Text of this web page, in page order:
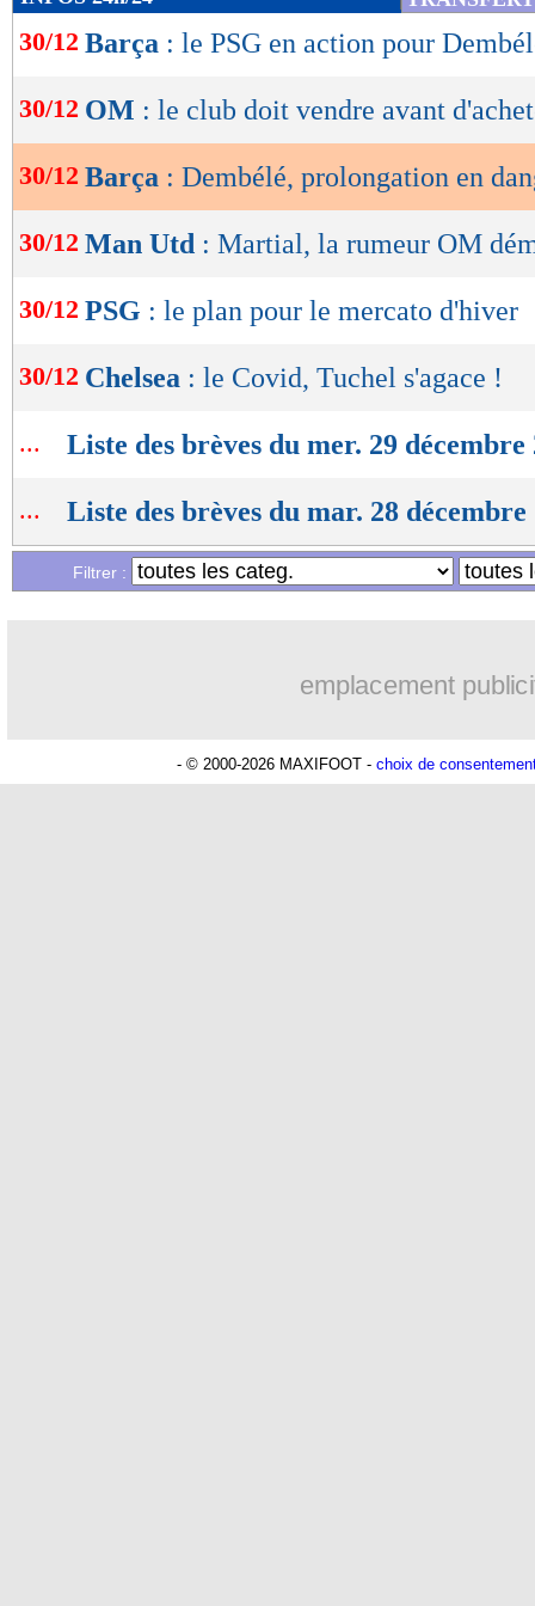
de
lecture
OK
30/12 Barça : le PSG en action pour
30/12 OM : le club doit vendre avant
30/12 Barça : Dembélé, prolongation en
30/12 Man Utd : Martial, la rumeur OM
30/12 PSG : le plan pour le mercato d'hiver
30/12 Chelsea : le Covid, Tuchel s'agace !
... Liste des brèves du mer. 29 décembre
... Liste des brèves du mar. 28 décembre
Filtrer :
emplacement
- © 2000-2026 MAXIFOOT - choix de